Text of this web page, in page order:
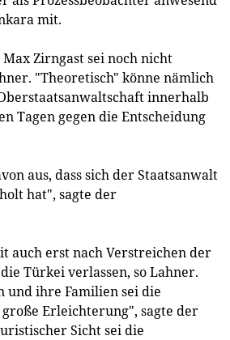
mit.
Zirngast sei noch nicht
"Theoretisch" könne nämlich
innerhalb
Tagen gegen die Entscheidung
aus, dass sich der Staatsanwalt
hat", sagte der
auch erst nach Verstreichen der
Türkei verlassen, so Lahner.
und ihre Familien sei die
Erleichterung", sagte der
Sicht sei die